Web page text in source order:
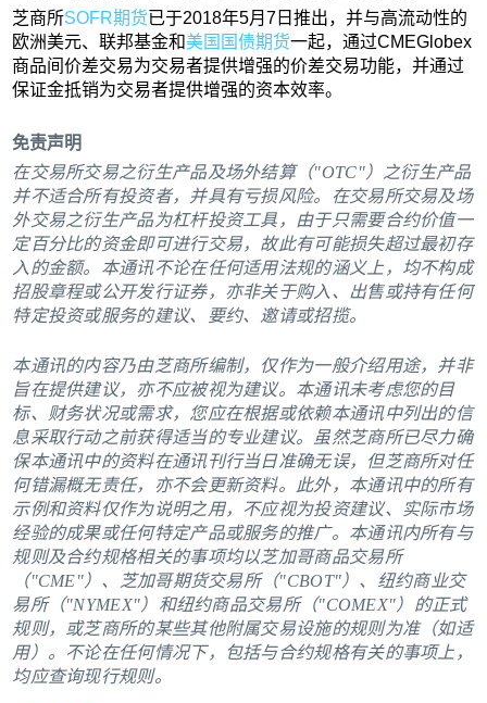
芝商所SOFR期货已于2018年5月7日推出，并与高流动性的
欧洲美元、联邦基金和美国国债期货一起，通过CMEGlobex
商品间价差交易为交易者提供增强的价差交易功能，并通过
保证金抵销为交易者提供增强的资本效率。
免责声明
在交易所交易之衍生产品及场外结算（"OTC"）之衍生产品
并不适合所有投资者，并具有亏损风险。在交易所交易及场
外交易之衍生产品为杠杆投资工具，由于只需要合约价值一
定百分比的资金即可进行交易，故此有可能损失超过最初存
入的金额。本通讯不论在任何适用法规的涵义上，均不构成
招股章程或公开发行证券，亦非关于购入、出售或持有任何
特定投资或服务的建议、要约、邀请或招揽。
本通讯的内容乃由芝商所编制，仅作为一般介绍用途，并非
旨在提供建议，亦不应被视为建议。本通讯未考虑您的目
标、财务状况或需求，您应在根据或依赖本通讯中列出的信
息采取行动之前获得适当的专业建议。虽然芝商所已尽力确
保本通讯中的资料在通讯刊行当日准确无误，但芝商所对任
何错漏概无责任，亦不会更新资料。此外，本通讯中的所有
示例和资料仅作为说明之用，不应视为投资建议、实际市场
经验的成果或任何特定产品或服务的推广。本通讯内所有与
规则及合约规格相关的事项均以芝加哥商品交易所
（"CME"）、芝加哥期货交易所（"CBOT"）、纽约商业交
易所（"NYMEX"）和纽约商品交易所（"COMEX"）的正式
规则，或芝商所的某些其他附属交易设施的规则为准（如适
用）。不论在任何情况下，包括与合约规格有关的事项上，
均应查询现行规则。